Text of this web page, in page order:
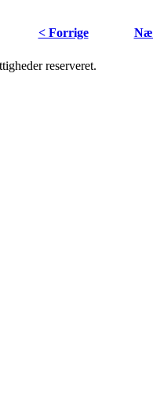
< Forrige
reserveret.